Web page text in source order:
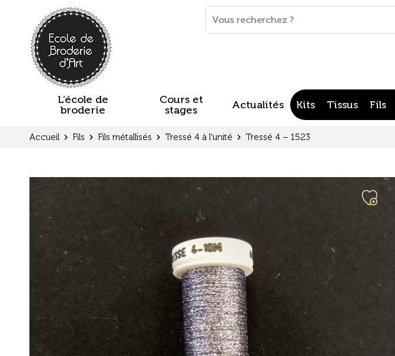
clés
L’école de
broderie
Cours et
stages
Actualités Kits Tissus Fils
Accueil Fils Fils métallisés Tressé 4 à l'unité Tressé 4 – 1523
Panneau de gestion des cookies